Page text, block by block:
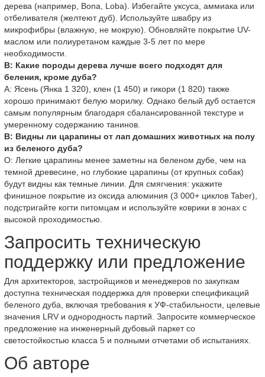
дерева (например, Bona, Loba). Избегайте уксуса, аммиака или
отбеливателя (желтеют дуб). Используйте швабру из
микрофибры (влажную, не мокрую). Обновляйте покрытие UV-
маслом или полиуретаном каждые 3-5 лет по мере
необходимости.
В: Какие породы дерева лучше всего подходят для
беления, кроме дуба?
A: Ясень (Янка 1 320), клен (1 450) и гикори (1 820) также
хорошо принимают белую морилку. Однако белый дуб остается
самым популярным благодаря сбалансированной текстуре и
умеренному содержанию танинов.
В: Видны ли царапины от лап домашних животных на полу
из беленого дуба?
О: Легкие царапины менее заметны на беленом дубе, чем на
темной древесине, но глубокие царапины (от крупных собак)
будут видны как темные линии. Для смягчения: укажите
финишное покрытие из оксида алюминия (3 000+ циклов Taber),
подстригайте когти питомцам и используйте коврики в зонах с
высокой проходимостью.
Запросить техническую
поддержку или предложение
Для архитекторов, застройщиков и менеджеров по закупкам
доступна техническая поддержка для проверки спецификаций
беленого дуба, включая требования к УФ-стабильности, целевые
значения LRV и однородность партий. Запросите коммерческое
предложение на инженерный дубовый паркет со
светостойкостью класса 5 и полными отчетами об испытаниях.
Об авторе